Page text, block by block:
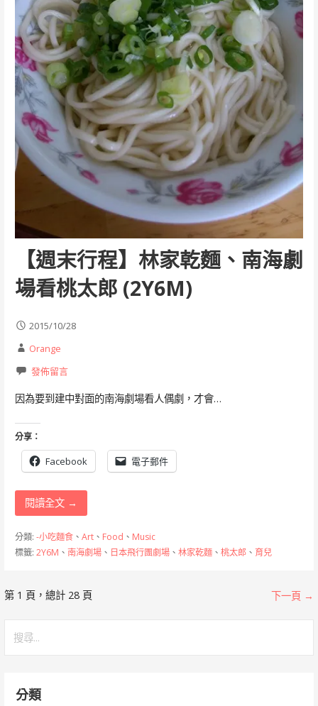
【週末行程】林家乾麵、南海劇
場看桃太郎 (2Y6M)
2015/10/28
Orange
發佈留言
因為要到建中對面的南海劇場看人偶劇，才會…
分享：
Facebook 電子郵件
閱讀全文 →
分類: -小吃麵食、 Art、 Food 、 Music
標籤: 2Y6M 、 南海劇場、 日本飛行團劇場、 林家乾麵、 桃太郎、 育兒
[文
章]
覽
第 1 頁，總計 28 頁 下一頁 →
字:分類